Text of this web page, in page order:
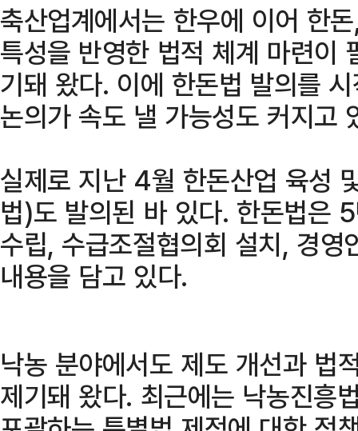
축산업계에서는 한우에 이어 한
특성을 반영한 법적 체계 마련이
기돼 왔다. 이에 한돈법 발의를
논의가 속도 낼 가능성도 커지고
실제로 지난 4월 한돈산업 육성
법)도 발의된 바 있다. 한돈법은
수립, 수급조절협의회 설치, 경
내용을 담고 있다.
낙농 분야에서도 제도 개선과 법
제기돼 왔다. 최근에는 낙농진흥